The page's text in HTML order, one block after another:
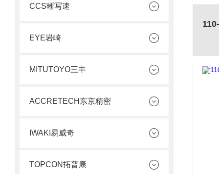
CCS晰写速
EYE岩崎
MITUTOYO三丰
ACCRETECH东京精密
IWAKI易威奇
TOPCON拓普康